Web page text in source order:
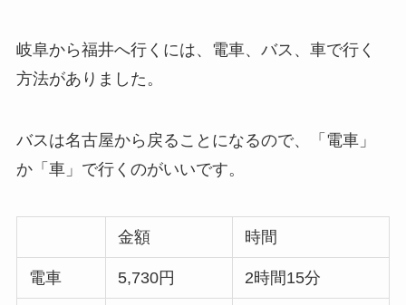
岐阜から福井へ行くには、電車、バス、車で行く
方法がありました。
バスは名古屋から戻ることになるので、「電車」
か「車」で行くのがいいです。
金額 時間
電車 5,730円 2時間15分